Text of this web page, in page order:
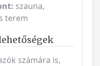
szauna,
terem
számára is,